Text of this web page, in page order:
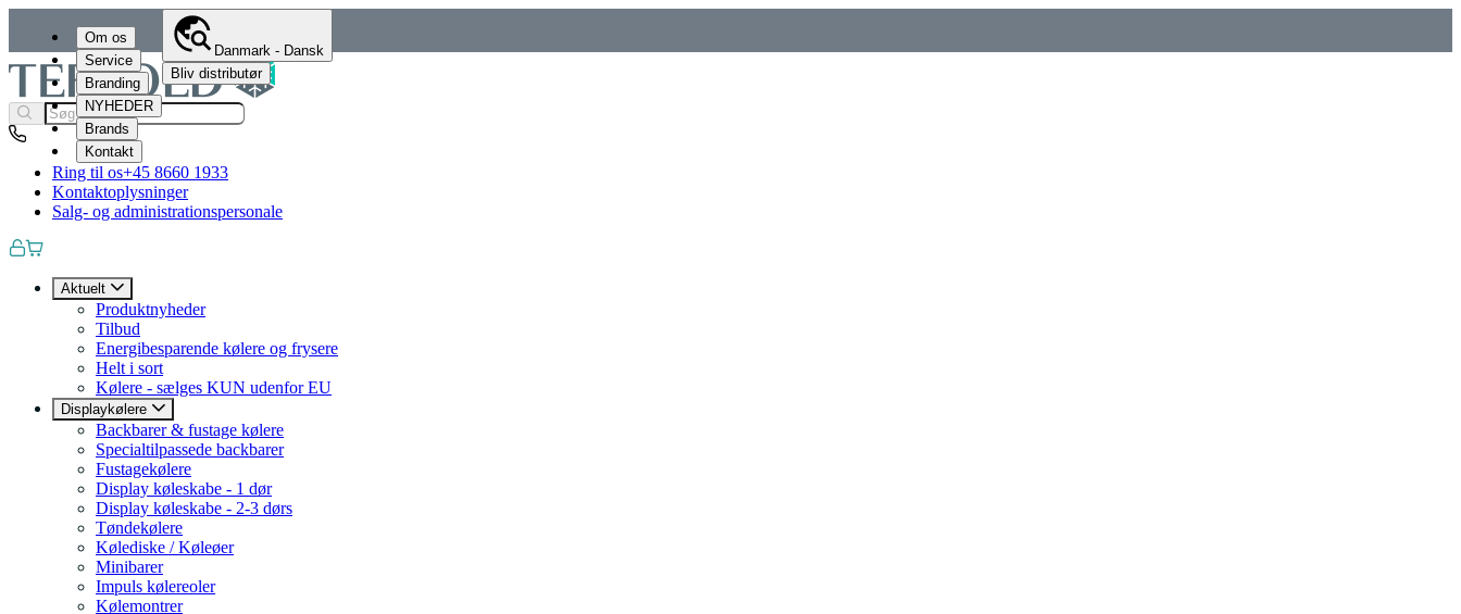
Om os
Service
Branding
NYHEDER
Brands
Kontakt
Danmark - Dansk
Bliv distributør
Ring til os+45 8660 1933
Kontaktoplysninger
Salg- og administrationspersonale
Aktuelt
Produktnyheder
Tilbud
Energibesparende kølere og frysere
Helt i sort
Kølere - sælges KUN udenfor EU
Displaykølere
Backbarer & fustage kølere
Specialtilpassede backbarer
Fustagekølere
Display køleskabe - 1 dør
Display køleskabe - 2-3 dørs
Tøndekølere
Kølediske / Køleøer
Minibarer
Impuls kølereoler
Kølemontrer